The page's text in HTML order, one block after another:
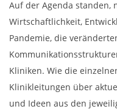
Auf der Agenda standen,
Wirtschaftlichkeit,
Pandemie, die
Kliniken. Wie die
Klinikleitungen über
und Ideen aus den